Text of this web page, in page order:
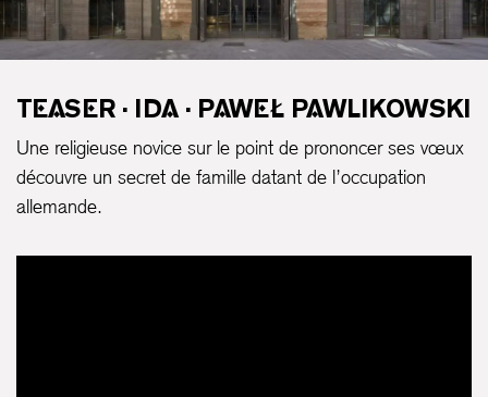
TEASER · IDA · PAWEŁ PAWLIKOWSKI
Une religieuse novice sur le point de prononcer ses vœux
découvre un secret de famille datant de l’occupation
allemande.